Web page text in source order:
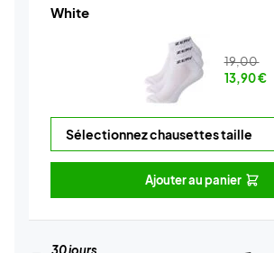
White
19,00
13,90€
Ajouter au panier